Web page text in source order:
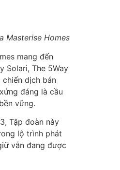
Masterise Homes
mang đến
Solari, The 5Way
chiến dịch bán
đáng là cầu
vững.
Tập đoàn này
lộ trình phát
vẫn đang được